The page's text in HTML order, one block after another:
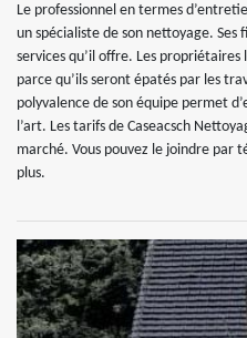
Le professionnel en termes
un spécialiste de son nettoyage. Ses
services qu’il offre. Les
parce qu’ils seront épatés par les
polyvalence de son équipe permet
l’art. Les tarifs de Caseacsch
marché. Vous pouvez le joindre par
plus.